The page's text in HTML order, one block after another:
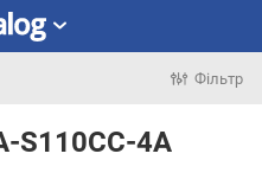
Фільтр
S110CC-4A